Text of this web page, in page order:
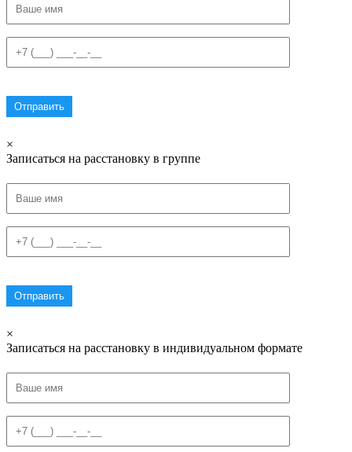
×
Записаться на расстановку в группе
×
Записаться на расстановку в индивидуальном формате